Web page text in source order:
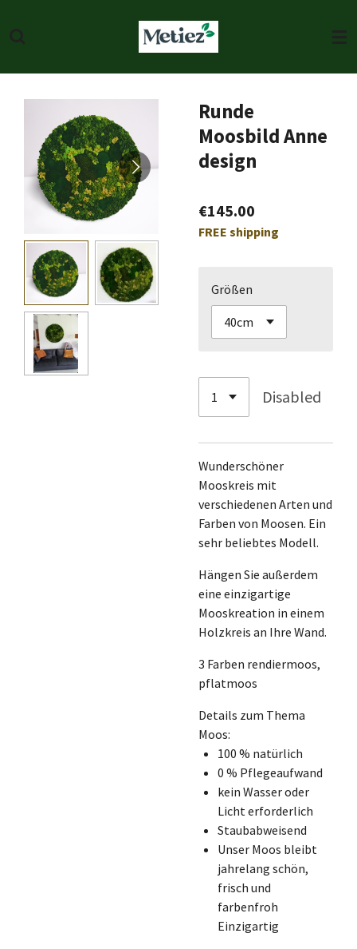
to
content
Runde
Moosbild Anne
design
€145.00
FREE shipping
Größen
Disabled
Wunderschöner
Mooskreis mit
verschiedenen Arten und
Farben von Moosen. Ein
sehr beliebtes Modell.
Hängen Sie außerdem
eine einzigartige
Mooskreation in einem
Holzkreis an Ihre Wand.
3 Farben rendiermoos,
pflatmoos
Details zum Thema
Moos:
100 % natürlich
0 % Pflegeaufwand
kein Wasser oder
Licht erforderlich
Staubabweisend
Unser Moos bleibt
jahrelang schön,
frisch und
farbenfroh
Einzigartig